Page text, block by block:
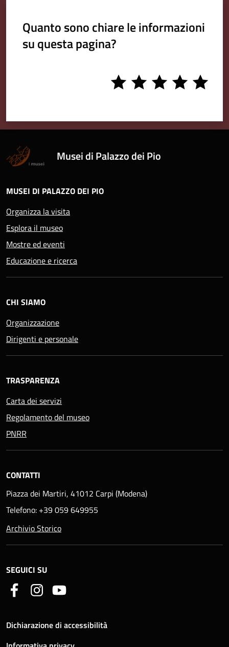
Quanto sono chiare le informazioni
su questa pagina?
5
stars
4
stars
3
stars
2
stars
1
stars
Musei di Palazzo dei Pio
MUSEI DI PALAZZO DEI PIO
Organizza la visita
Esplora il museo
Mostre ed eventi
Educazione e ricerca
CHI SIAMO
Organizzazione
Dirigenti e personale
TRASPARENZA
Carta dei servizi
Regolamento del museo
PNRR
CONTATTI
Piazza dei Martiri, 41012 Carpi (Modena)
Telefono: +39 059 649955
Archivio Storico
SEGUICI SU
Dichiarazione di accessibilità